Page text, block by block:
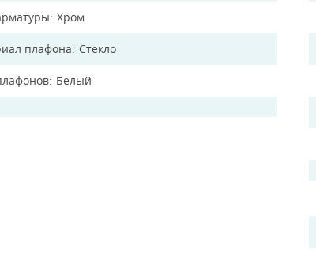
Хром
плафона Стекло
Белый